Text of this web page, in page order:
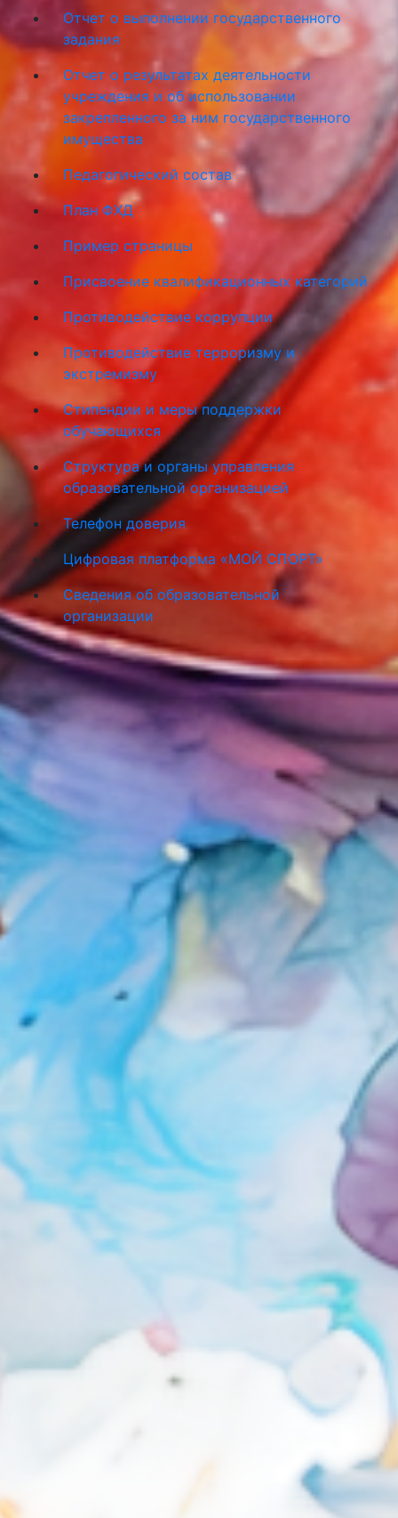
Отчет о выполнении государственного
задания
Отчет о результатах деятельности
учреждения и об использовании
закрепленного за ним государственного
имущества
Педагогический состав
План ФХД
Пример страницы
Присвоение квалификационных категорий
Противодействие коррупции
Противодействие терроризму и
экстремизму
Стипендии и меры поддержки
обучающихся
Структура и органы управления
образовательной организацией
Телефон доверия
Цифровая платформа «МОЙ СПОРТ»
Сведения об образовательной
организации